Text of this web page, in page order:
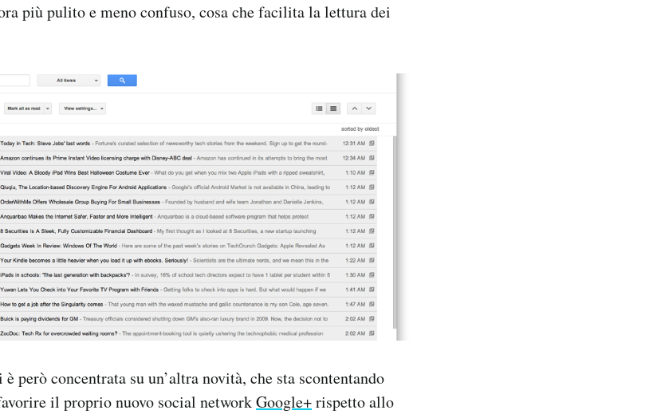
più pulito e meno confuso, cosa che facilita la lettura dei
però concentrata su un’altra novità, che sta scontentando
il proprio nuovo social networkGoogle+rispetto allo